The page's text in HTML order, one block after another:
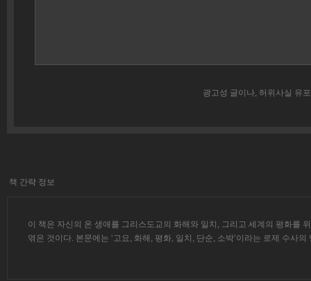
광고성 글이나, 허위사실 유
책 간략 정보
이 책은 자신의 온 생애를 그리스도교의 화해와 일치, 그리고 세계의 평화를
엮은 것이다. 본문에는 ‘고요, 화해, 평화, 일치, 단순, 소박’이라는 로제 수사